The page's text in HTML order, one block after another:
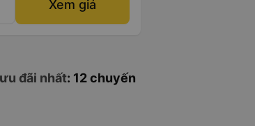
Xem giá
đãi nhất: 12 chuyến